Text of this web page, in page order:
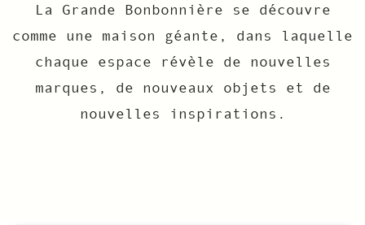
La Grande Bonbonnière se découvre
comme une maison géante, dans laquelle
chaque espace révèle de nouvelles
marques, de nouveaux objets et de
nouvelles inspirations.